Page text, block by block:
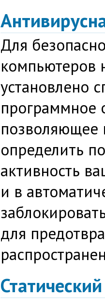
Для
компьютеров
установлено
программное
позволяющее
определить
активность
и в
для